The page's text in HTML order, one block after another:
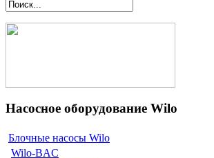
Насосное оборудование Wilo
Блочные насосы Wilo
Wilo-BAC